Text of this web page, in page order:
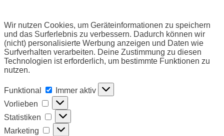
Wir nutzen Cookies, um Geräteinformationen zu speichern
und das Surferlebnis zu verbessern. Dadurch können wir
(nicht) personalisierte Werbung anzeigen und Daten wie
Surfverhalten verarbeiten. Deine Zustimmung zu diesen
Technologien ist erforderlich, um bestimmte Funktionen zu
nutzen.
Funktional Funktional
Immer aktiv
Vorlieben
Vorlieben
Statistiken Statistiken
Marketing Marketing